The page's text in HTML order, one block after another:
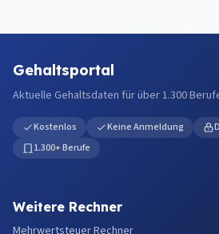
Gehaltsportal
Aktuelle Gehaltsdaten für über 1.300
Kostenlos Keine Anmeldung
1.300+ Berufe
Weitere Rechner
Mehrwertsteuer Rechner